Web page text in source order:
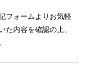
フォームよりお気軽
内容を確認の上、